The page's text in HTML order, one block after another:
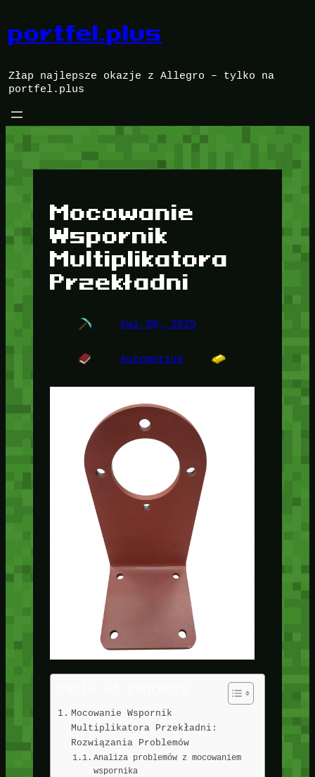
treści
portfel.plus
Złap najlepsze okazje z Allegro – tylko na
portfel.plus
Mocowanie
Wspornik
Multiplikatora
Przekładni
kwi 30, 2025
Automotive
Mocowanie Wspornik
Multiplikatora Przekładni:
Rozwiązania Problemów
Analiza problemów z mocowaniem
wspornika